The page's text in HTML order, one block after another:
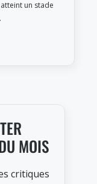
un stade
MOIS
critiques